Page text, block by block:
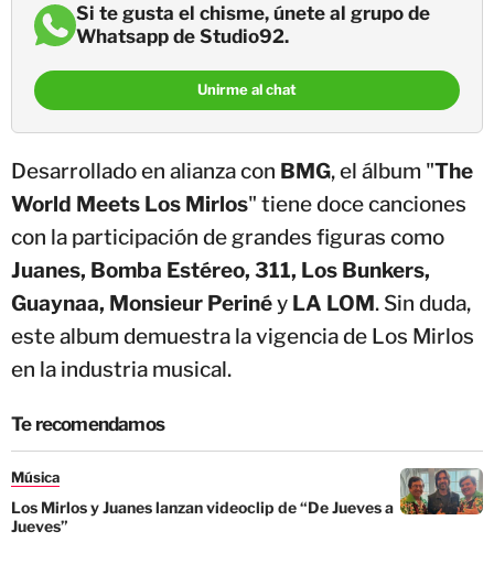
Si te gusta el chisme, únete al grupo de
Whatsapp de Studio92.
Unirme al chat
Desarrollado en alianza con BMG, el álbum "The
World Meets Los Mirlos" tiene doce canciones
con la participación de grandes figuras como
Juanes, Bomba Estéreo, 311, Los Bunkers,
Guaynaa, Monsieur Perinéy LA LOM. Sin duda,
este album demuestra la vigencia de Los Mirlos
en la industria musical.
Te recomendamos
Música
Los Mirlos y Juanes lanzan videoclip de “De Jueves a
Jueves”